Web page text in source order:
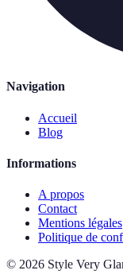
Navigation
Accueil
Blog
Informations
A propos
Contact
Mentions légales
Politique de
© 2026 Style Very